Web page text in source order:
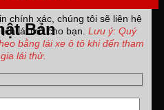
chính xác, chúng tôi sẽ liên hệ
lái thử cho bạn. Lưu ý: Quý
bằng lái xe ô tô khi đến tham
gia lái thử.
Bản